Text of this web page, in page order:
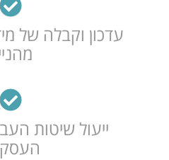
עדכון וקבלה של מידע
מהנייד
ייעול שיטות העבודה
העסקיים